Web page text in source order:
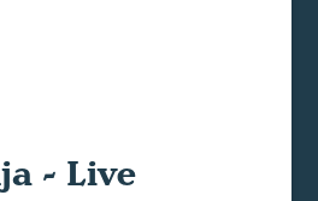
- Live